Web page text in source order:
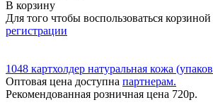
В корзину
Для того чтобы воспользоваться
регистрации
1048 картхолдер натуральная кожа
Оптовая цена доступна партнерам.
Рекомендованная розничная цена 720р.